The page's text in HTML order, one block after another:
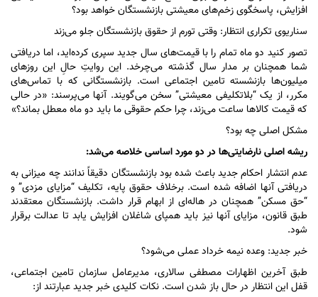
افزایش، پاسخگوی زخم‌های معیشتی بازنشستگان خواهد بود؟
سناریوی تکراری انتظار: وقتی تورم از حقوق بازنشستگان جلو می‌زند
تصور کنید دو ماه تمام را با قیمت‌های سال جدید سپری کرده‌اید، اما دریافتی
شما همچنان بر مدار سال گذشته می‌چرخد. این روایتِ حالِ این روز‌های
میلیون‌ها بازنشسته تامین اجتماعی است. بازنشستگانی که با تماس‌های
مکرر، از یک “بلاتکلیفی معیشتی” سخن می‌گویند. آنها می‌پرسند: «در حالی
که قیمت کالا‌ها ساعت می‌زند، چرا حکم حقوقی ما باید دو ماه معطل بماند؟»
مشکل اصلی چه بود؟
ریشه اصلی نارضایتی‌ها در دو مورد اساسی خلاصه می‌شد:
عدم انتشار احکام جدید باعث شده بود بازنشستگان دقیقاً ندانند چه میزانی به
دریافتی آنها اضافه شده است. برخلاف حقوق پایه، تکلیف “مزایای مزدی” و
“حق مسکن” همچنان در هاله‌ای از ابهام قرار داشت. بازنشستگان معتقدند
طبق قانون، مزایای آنها نیز باید همپای شاغلان افزایش یابد تا عدالت برقرار
شود.
خبر جدید: وعده نیمه خرداد عملی می‌شود؟
طبق آخرین اظهارات مصطفی سالاری، مدیرعامل سازمان تامین اجتماعی،
قفل این انتظار در حال باز شدن است. نکات کلیدی خبر جدید عبارتند از: